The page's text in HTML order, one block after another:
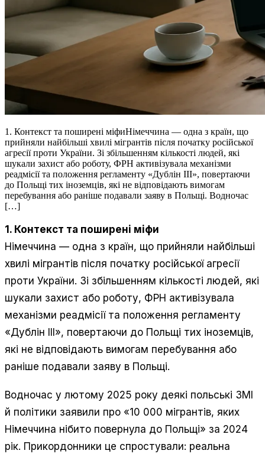
1. Контекст та поширені міфиНімеччина — одна з країн, що
прийняли найбільші хвилі мігрантів після початку російської
агресії проти України. Зі збільшенням кількості людей, які
шукали захист або роботу, ФРН активізувала механізми
реадмісії та положення регламенту «Дублін III», повертаючи
до Польщі тих іноземців, які не відповідають вимогам
перебування або раніше подавали заяву в Польщі. Водночас
[…]
1. Контекст та поширені міфи
Німеччина — одна з країн, що прийняли найбільші
хвилі мігрантів після початку російської агресії
проти України. Зі збільшенням кількості людей, які
шукали захист або роботу, ФРН активізувала
механізми реадмісії та положення регламенту
«Дублін III», повертаючи до Польщі тих іноземців,
які не відповідають вимогам перебування або
раніше подавали заяву в Польщі.
Водночас у лютому 2025 року деякі польські ЗМІ
й політики заявили про «10 000 мігрантів, яких
Німеччина нібито повернула до Польщі» за 2024
рік. Прикордонники це спростували: реальна